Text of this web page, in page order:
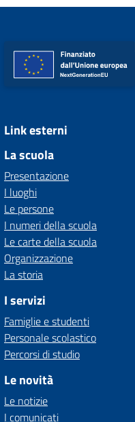
Link esterni
La scuola
Presentazione
I luoghi
Le persone
I numeri della scuola
Le carte della scuola
Organizzazione
La storia
I servizi
Famiglie e studenti
Personale scolastico
Percorsi di studio
Le novità
Le notizie
I comunicati